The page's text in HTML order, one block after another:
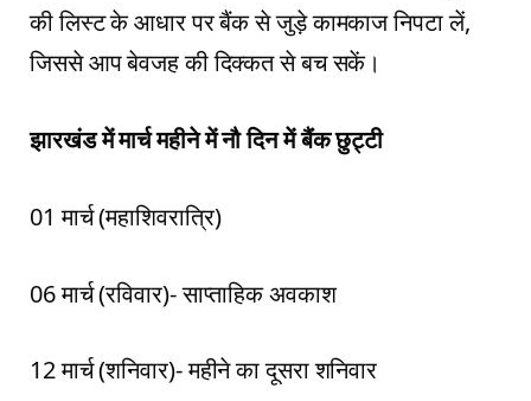
की लिस्ट के आधार पर बैंक से जुड़े कामकाज निपटा लें,
जिससे आप बेवजह की दिक्कत से बच सकें।
झारखंड में मार्च महीने में नौ दिन में बैंक छुट्टी
01 मार्च (महाशिवरात्रि)
06 मार्च (रविवार)- साप्ताहिक अवकाश
12 मार्च (शनिवार)- महीने का दूसरा शनिवार